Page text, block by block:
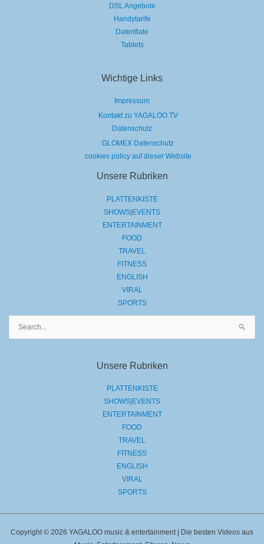
DSL Angebote
Handytarife
Datenflate
Tablets
Wichtige Links
Impressum
Kontakt zu YAGALOO.TV
Datenschutz
GLOMEX Datenschutz
cookies policy auf dieser Website
Unsere Rubriken
PLATTENKISTE
SHOWS|EVENTS
ENTERTAINMENT
FOOD
TRAVEL
FITNESS
ENGLISH
VIRAL
SPORTS
Unsere Rubriken
PLATTENKISTE
SHOWS|EVENTS
ENTERTAINMENT
FOOD
TRAVEL
FITNESS
ENGLISH
VIRAL
SPORTS
Copyright © 2026 YAGALOO music & entertainment | Die besten Videos aus